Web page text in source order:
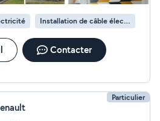
Installation de câble électrique
Contacter
Particulier